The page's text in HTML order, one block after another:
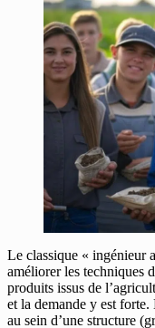
Le classique « ingénieur
améliorer les techniques
produits issus de
et la demande y est forte.
au sein d’une structure